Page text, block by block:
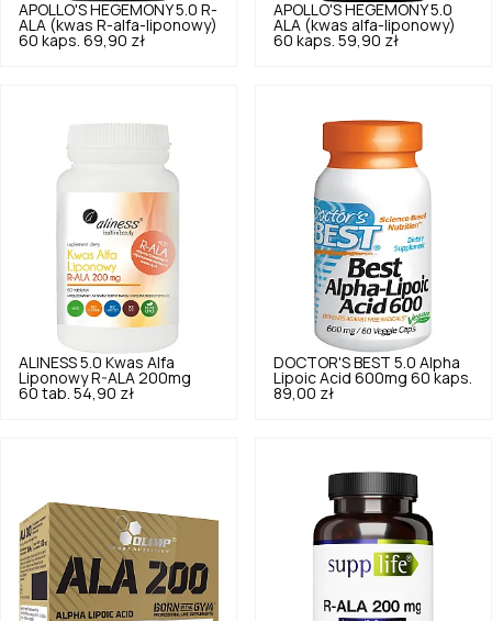
APOLLO'S HEGEMONY 5.0 R-
ALA (kwas R-alfa-liponowy)
60 kaps. 69,90 zł
APOLLO'S HEGEMONY 5.0
ALA (kwas alfa-liponowy)
60 kaps. 59,90 zł
ALINESS 5.0 Kwas Alfa
Liponowy R-ALA 200mg
60 tab. 54,90 zł
DOCTOR'S BEST 5.0 Alpha
Lipoic Acid 600mg 60 kaps.
89,00 zł